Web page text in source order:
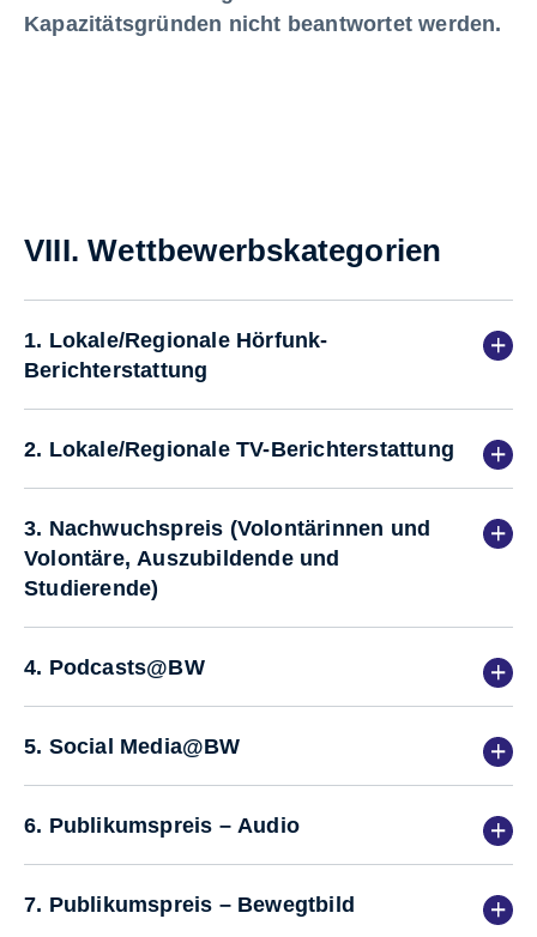
Kapazitätsgründen nicht beantwortet werden.
VIII. Wettbewerbskategorien
1. Lokale/Regionale Hörfunk-
Berichterstattung
2. Lokale/Regionale TV-Berichterstattung
3. Nachwuchspreis (Volontärinnen und
Volontäre, Auszubildende und
Studierende)
4. Podcasts@BW
5. Social Media@BW
6. Publikumspreis – Audio
7. Publikumspreis – Bewegtbild